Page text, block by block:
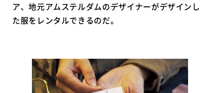
ア、地元アムステルダムのデザイナーがデザインし
た服をレンタルできるのだ。